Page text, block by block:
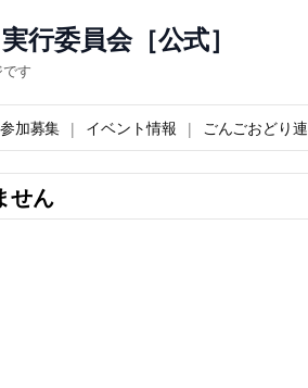
行委員会［公式］
す
参加募集 イベント情報 ごんごおどり連
せん